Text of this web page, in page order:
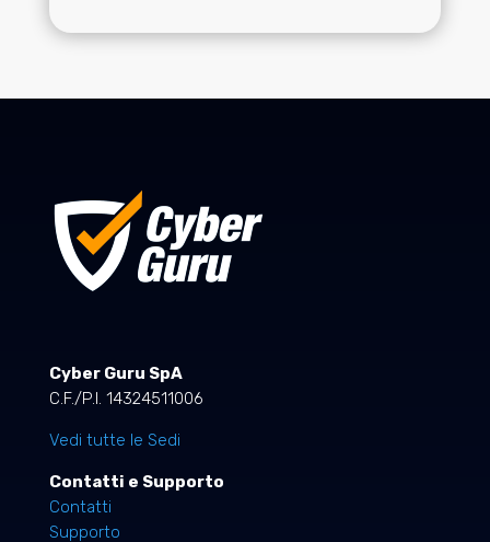
Cyber Guru SpA
C.F./P.I. 14324511006
Vedi tutte le Sedi
Contatti e Supporto
Contatti
Supporto